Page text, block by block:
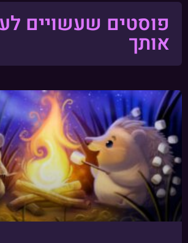
פוסטים שעשויים
אותך